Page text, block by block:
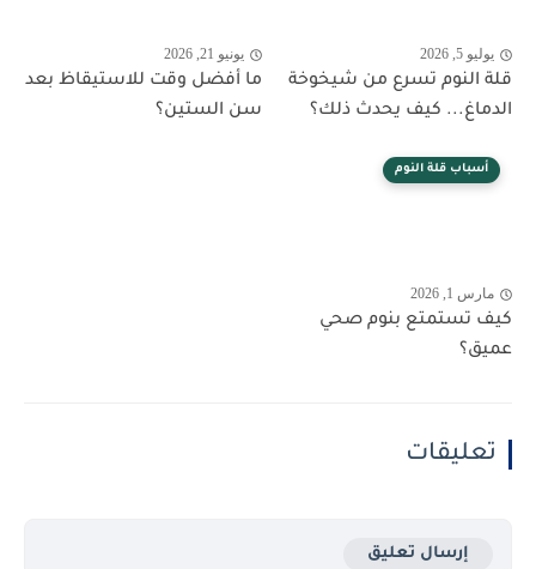
يوليو 5, 2026
قلة النوم تسرع من شيخوخة
الدماغ... كيف يحدث ذلك؟
يونيو 21, 2026
ما أفضل وقت للاستيقاظ بعد
سن الستين؟
أسباب قلة النوم
مارس 1, 2026
كيف تستمتع بنوم صحي
عميق؟
تعليقات
إرسال تعليق